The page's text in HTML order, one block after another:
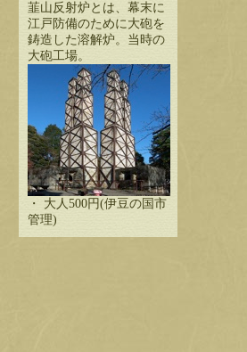
韮山反射炉とは、幕末に
江戸防備のために大砲を
鋳造した溶解炉。当時の
大砲工場。
・ 大人500円(伊豆の国市
管理)